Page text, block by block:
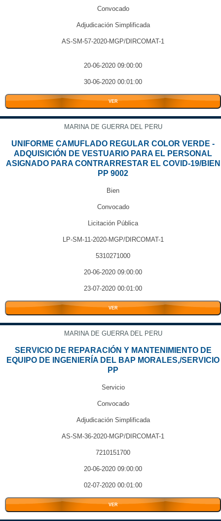
Convocado
Adjudicación Simplificada
AS-SM-57-2020-MGP/DIRCOMAT-1
20-06-2020 09:00:00
30-06-2020 00:01:00
VER
MARINA DE GUERRA DEL PERU
UNIFORME CAMUFLADO REGULAR COLOR VERDE -
ADQUISICIÓN DE VESTUARIO PARA EL PERSONAL
ASIGNADO PARA CONTRARRESTAR EL COVID-19/BIEN
PP 9002
Bien
Convocado
Licitación Pública
LP-SM-11-2020-MGP/DIRCOMAT-1
5310271000
20-06-2020 09:00:00
23-07-2020 00:01:00
VER
MARINA DE GUERRA DEL PERU
SERVICIO DE REPARACIÓN Y MANTENIMIENTO DE
EQUIPO DE INGENIERÍA DEL BAP MORALES,/SERVICIO
PP
Servicio
Convocado
Adjudicación Simplificada
AS-SM-36-2020-MGP/DIRCOMAT-1
7210151700
20-06-2020 09:00:00
02-07-2020 00:01:00
VER